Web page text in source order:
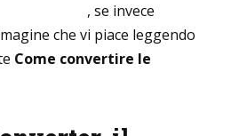
, se invece
che vi piace leggendo
Come convertire le